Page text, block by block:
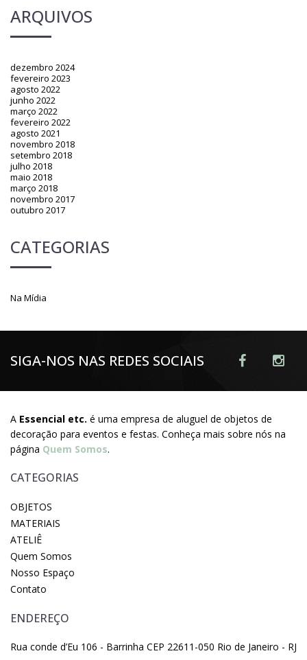
ARQUIVOS
dezembro 2024
fevereiro 2023
agosto 2022
junho 2022
março 2022
fevereiro 2022
agosto 2021
novembro 2018
setembro 2018
julho 2018
maio 2018
março 2018
novembro 2017
outubro 2017
CATEGORIAS
Na Mídia
SIGA-NOS NAS REDES SOCIAIS
A Essencial etc. é uma empresa de aluguel de objetos de
decoração para eventos e festas. Conheça mais sobre nós na
página Quem Somos.
CATEGORIAS
OBJETOS
MATERIAIS
ATELIÊ
Quem Somos
Nosso Espaço
Contato
ENDEREÇO
Rua conde d’Eu 106 - Barrinha CEP 22611-050 Rio de Janeiro - RJ